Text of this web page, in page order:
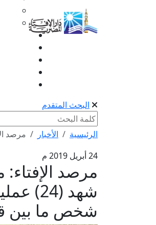
البحث المتقدم
الرئيسية الأخبار
مرصد
24 أبريل 2019 م
مرصد
شخص ما بين